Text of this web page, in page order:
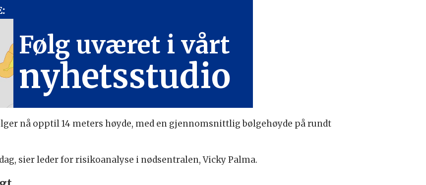
Følg uværet i vårt
nyhetsstudio
nå opptil 14 meters høyde, med en gjennomsnittlig bølgehøyde på rundt
sier leder for risikoanalyse i nødsentralen, Vicky Palma.